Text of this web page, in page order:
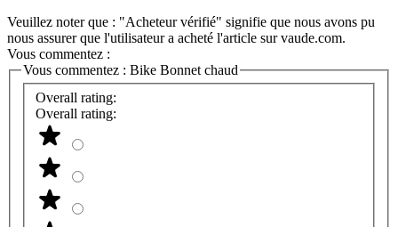
Veuillez noter que : "Acheteur vérifié" signifie que nous avons pu
nous assurer que l'utilisateur a acheté l'article sur vaude.com.
Vous commentez :
Vous commentez : Bike Bonnet chaud
Overall rating:
Overall rating: